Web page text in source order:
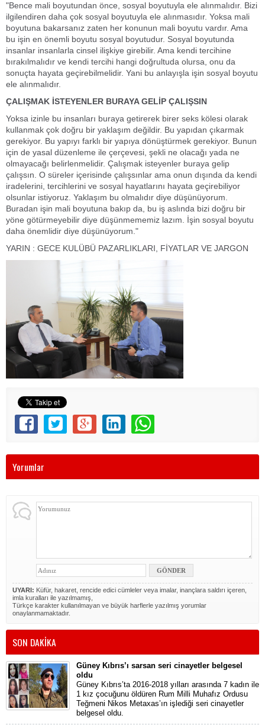
"Bence mali boyutundan önce, sosyal boyutuyla ele alınmalıdır. Bizi
ilgilendiren daha çok sosyal boyutuyla ele alınmasıdır. Yoksa mali
boyutuna bakarsanız zaten her konunun mali boyutu vardır. Ama
bu işin en önemli boyutu sosyal boyutudur. Sosyal boyutunda
insanlar insanlarla cinsel ilişkiye girebilir. Ama kendi tercihine
bırakılmalıdır ve kendi tercihi hangi doğrultuda olursa, onu da
sonuçta hayata geçirebilmelidir. Yani bu anlayışla işin sosyal boyutu
ele alınmalıdır.
ÇALIŞMAK İSTEYENLER BURAYA GELİP ÇALIŞSIN
Yoksa izinle bu insanları buraya getirerek birer seks kölesi olarak
kullanmak çok doğru bir yaklaşım değildir. Bu yapıdan çıkarmak
gerekiyor. Bu yapıyı farklı bir yapıya dönüştürmek gerekiyor. Bunun
için de yasal düzenleme ile çerçevesi, şekli ne olacağı yada ne
olmayacağı belirlenmelidir. Çalışmak isteyenler buraya gelip
çalışsın. O süreler içerisinde çalışsınlar ama onun dışında da kendi
iradelerini, tercihlerini ve sosyal hayatlarını hayata geçirebiliyor
olsunlar istiyoruz. Yaklaşım bu olmalıdır diye düşünüyorum.
Buradan işin mali boyutuna bakıp da, bu iş aslında bizi doğru bir
yöne götürmeyebilir diye düşünmememiz lazım. İşin sosyal boyutu
daha önemlidir diye düşünüyorum."
YARIN : GECE KULÜBÜ PAZARLIKLARI, FİYATLAR VE JARGON
Yorumlar
UYARI: Küfür, hakaret, rencide edici cümleler veya imalar, inançlara saldırı içeren,
imla kuralları ile yazılmamış,
Türkçe karakter kullanılmayan ve büyük harflerle yazılmış yorumlar
onaylanmamaktadır.
SON DAKİKA
Güney Kıbrıs’ı sarsan seri cinayetler belgesel
oldu
Güney Kıbrıs’ta 2016-2018 yılları arasında 7 kadın ile
1 kız çocuğunu öldüren Rum Milli Muhafız Ordusu
Teğmeni Nikos Metaxas’ın işlediği seri cinayetler
belgesel oldu.